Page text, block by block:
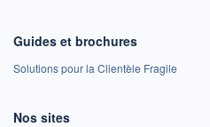
Guides et brochures
Solutions pour la Clientèle Fragile
Nos sites